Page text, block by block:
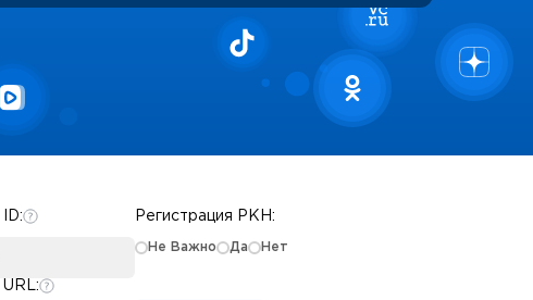
ID:
URL:
Регистрация РКН:
Не Важно Да Нет